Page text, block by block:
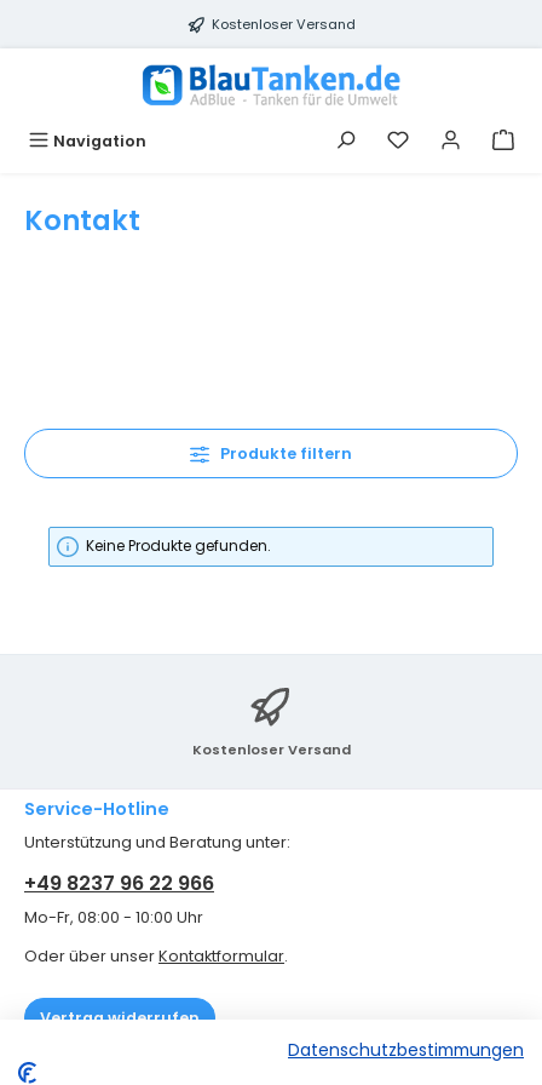
Zum Hauptinhalt springenKostenloser Versand
Navigation Du hast 0
Kontakt
Produkte filtern
Keine Produkte gefunden.
Kostenloser Versand
Service-Hotline
Unterstützung und Beratung unter:
+49 8237 96 22 966
Mo-Fr, 08:00 - 10:00 Uhr
Oder über unserKontaktformular.
Vertrag widerrufen
Datenschutzbestimmungen